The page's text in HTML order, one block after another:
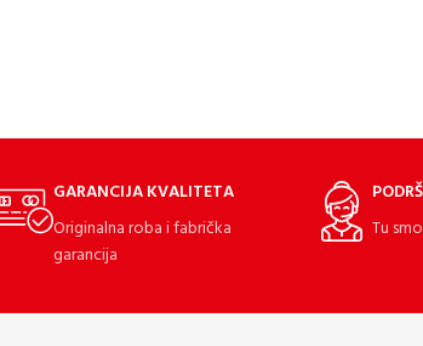
GARANCIJA KVALITETA
Originalna roba i fabrička
garancija
Tu